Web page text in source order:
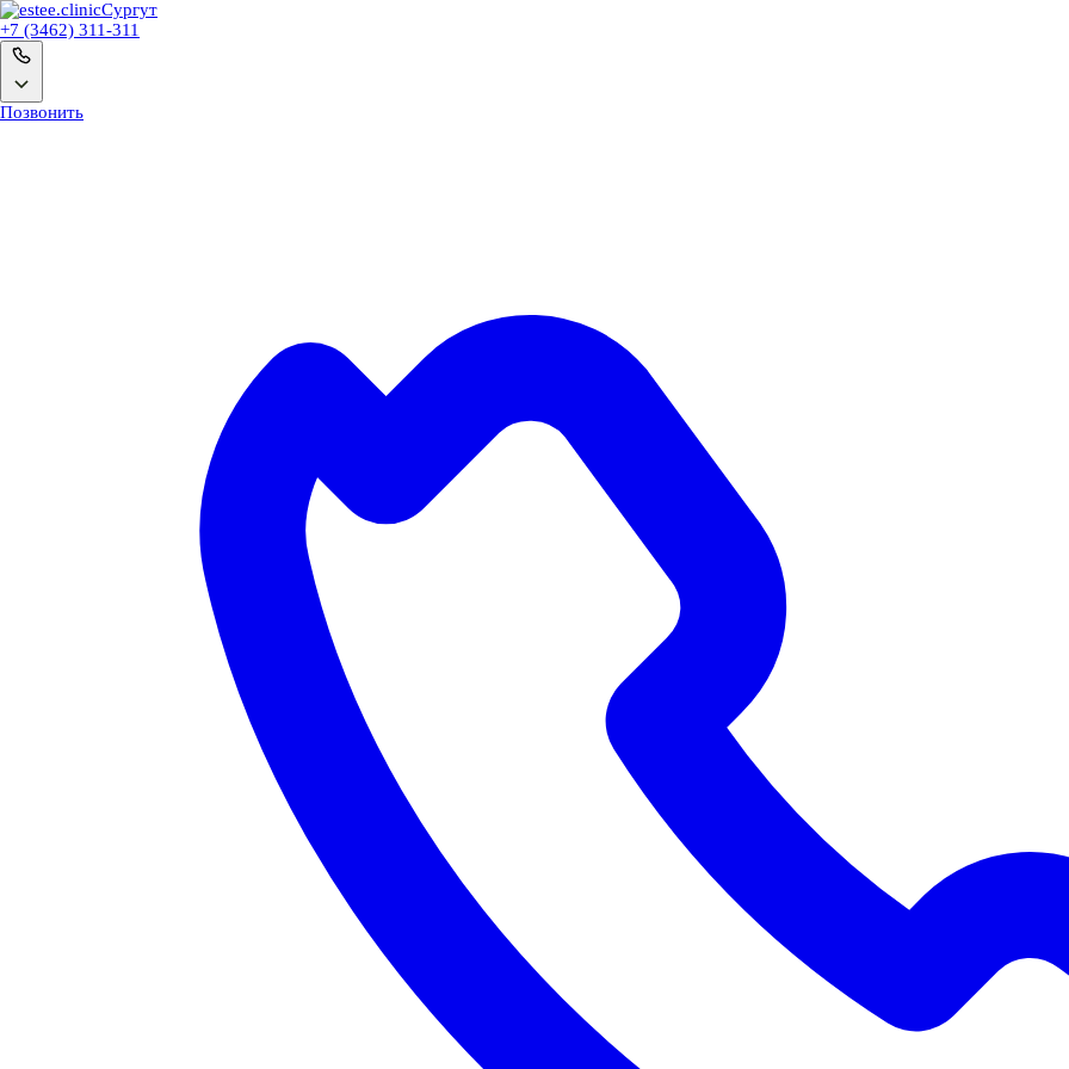
Сургут
+7 (3462) 311-311
Позвонить